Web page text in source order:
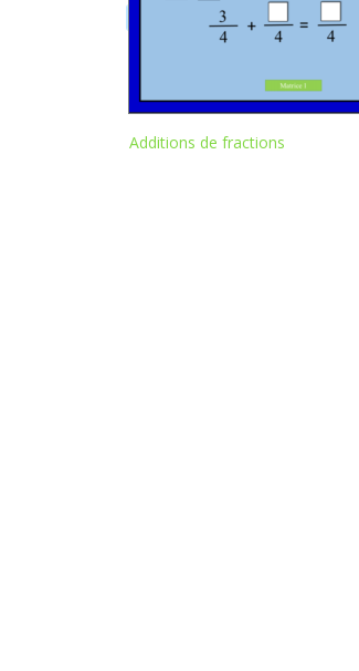
Additions de fractions